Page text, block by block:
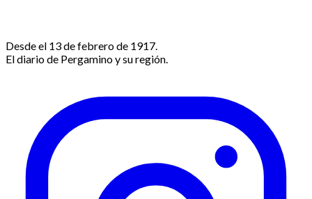
Desde el 13 de febrero de 1917.
El diario de Pergamino y su región.